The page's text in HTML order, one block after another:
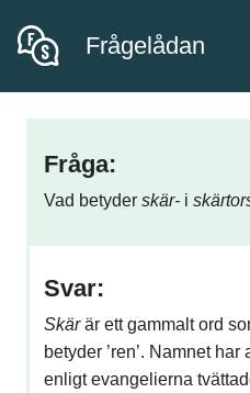
Frågelådan
Fråga:
Vad betyder skär- i
Svar:
Skärär ett gammalt ord
betyder ’ren’. Namnet
enligt evangelierna